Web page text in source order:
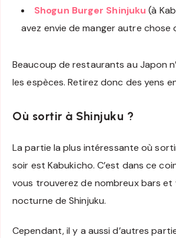
Shogun Burger Shinjuku (à
avez envie de manger autre chose
Beaucoup de restaurants au Japon
les espèces. Retirez donc des yens
Où sortir à Shinjuku ?
La partie la plus intéressante où
soir est Kabukicho. C’est dans ce
vous trouverez de nombreux bars et
nocturne de Shinjuku.
Cependant, il y a aussi d’autres